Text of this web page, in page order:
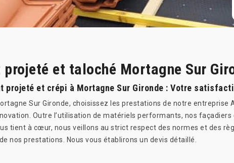
et taloché Mortagne Sur
projeté et crépi à Mortagne Sur Gironde : Votre
Sur Gironde, choisissez les prestations de notre entreprise
Outre l’utilisation de matériels performants, nos façadiers
tient à cœur, nous veillons au strict respect des normes et des
nos prestations. Nous vous établirons un devis détaillé.